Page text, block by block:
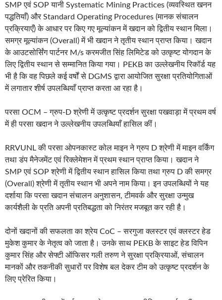
SMP एवं SOP यानी Systematic Mining Practices (व्यवस्थित खनन
पद्धतियाँ) और Standard Operating Procedures (मानक संचालन
प्रक्रियाएँ) के आधार पर किए गए मूल्यांकन में खदान को द्वितीय स्थान मिला।
समग्र मूल्यांकन (Overall) में भी खदान ने तृतीय स्थान प्राप्त किया। खदान
के आउटसोर्सिंग पार्टनर M/s करमजीत सिंह लिमिटेड को उत्कृष्ट योगदान के
लिए द्वितीय स्थान से सम्मानित किया गया। PEKB का उल्लेखनीय रिकॉर्ड यह
भी है कि वह पिछले कई वर्षों से DGMS द्वारा आयोजित सुरक्षा प्रतियोगिताओं
में लगातार शीर्ष उपलब्धियाँ प्राप्त करता आ रहा है।
परसा OCM – ग्रुप‑D श्रेणी में उत्कृष्ट प्रदर्शन सुरक्षा पखवाड़ा में प्रथम वर्ष
में ही परसा खदान ने उल्लेखनीय उपलब्धियाँ हासिल कीं।
RRVUNL की परसा ओपनकास्ट कोल माइन ने ग्रुप D श्रेणी में माइन वर्किंग
तथा डंप मैनेजमेंट एवं रिक्लेमेशन में प्रथम स्थान प्राप्त किया। खदान ने
SMP एवं SOP श्रेणी में द्वितीय स्थान हासिल किया तथा ग्रुप D की समग्र
(Overall) श्रेणी में तृतीय स्थान भी अपने नाम किया। इन उपलब्धियों ने यह
दर्शाया कि परसा खदान संचालन अनुशासन, टीमवर्क और सुरक्षा उन्मुख
कार्यशैली के प्रति अपनी प्रतिबद्धता को निरंतर मजबूत कर रही है।
दोनों खदानों की सफलता का श्रेय CoC – सरगुजा क्लस्टर एवं क्लस्टर हेड
मुकेश कुमार के नेतृत्व को जाता है। उनके साथ PEKB के साइट हेड विपिन
कुमार सिंह और सेफ्टी ऑफिसर गली तरुण ने सुरक्षा प्रक्रियाओं, संचालन
मानकों और तकनीकी सुधारों पर विशेष बल देकर टीम को उत्कृष्ट प्रदर्शन के
लिए प्रेरित किया।